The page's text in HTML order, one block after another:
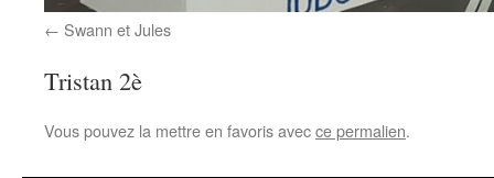
Swann et Jules
Tristan 2è
Vous pouvez la mettre en favoris avecce permalien.